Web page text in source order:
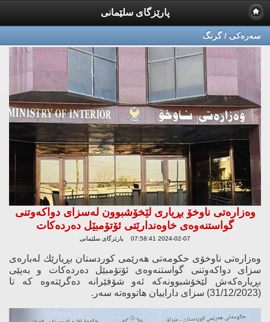
پارێزگای سلێمانی
سه‌ره‌كی / گرنگ
وەزارەتی ناوخۆ بڕیاری لێخۆشبوون لەسزای دواكەوتنی
گواستنەوەی خاوەندارێتی ئۆتۆمبێل دەردەكات
2024-02-07 07:58:41 پارێزگای سلێمانی
وەزارەتی ناوخۆی حكومەتی هەرێمی كوردستان بڕیارێك لەبارەی
سزای دواكەوتنی گواستنەوەی ئۆتۆمبێل دەردەكات و بەپێی
بڕیارەكەش لێخۆشبوونەكە ئەو شۆفێرانە دەگرێتەوە كە تا
(31/12/2023) سزای داراییان هاتووەتە سەر.